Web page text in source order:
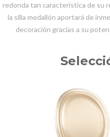
redonda tan característica de su
la silla medallón aportará de
decoración gracias a su